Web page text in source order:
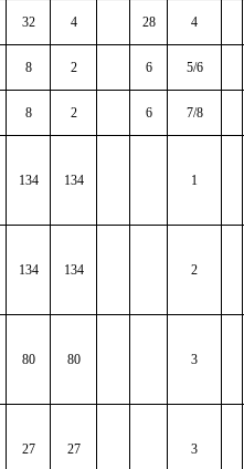
32 4 28 4
8 2 6 5/6
8 2 6 7/8
134 134 1
134 134 2
80 80 3
27 27 3